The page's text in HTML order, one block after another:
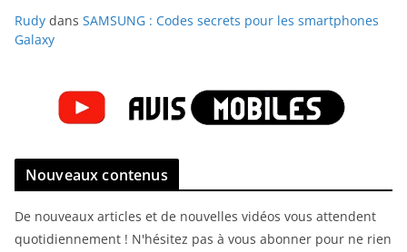
Rudy dans SAMSUNG : Codes secrets pour les smartphones
Galaxy
Nouveaux contenus
De nouveaux articles et de nouvelles vidéos vous attendent
quotidiennement ! N'hésitez pas à vous abonner pour ne rien